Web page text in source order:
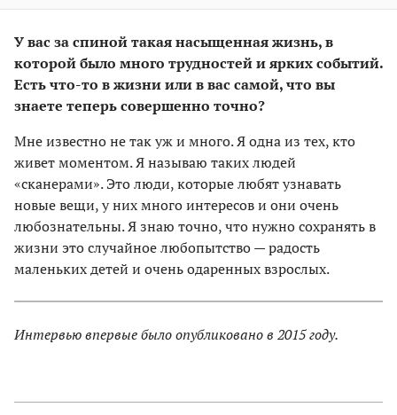
У вас за спиной такая насыщенная жизнь, в
которой было много трудностей и ярких событий.
Есть что-то в жизни или в вас самой, что вы
знаете теперь совершенно точно?
Мне известно не так уж и много. Я одна из тех, кто
живет моментом. Я называю таких людей
«сканерами». Это люди, которые любят узнавать
новые вещи, у них много интересов и они очень
любознательны. Я знаю точно, что нужно сохранять в
жизни это случайное любопытство — радость
маленьких детей и очень одаренных взрослых.
Интервью впервые было опубликовано в 2015 году.